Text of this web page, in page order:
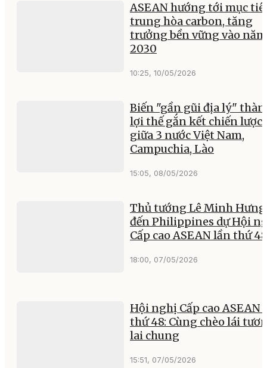
ASEAN hướng tới mục
trung hòa carbon, tăng
trưởng bền vững vào năm
2030
10:25, 10/05/2026
Biến "gần gũi địa lý"
lợi thế gắn kết chiến lược
giữa 3 nước Việt Nam,
Campuchia, Lào
15:05, 08/05/2026
Thủ tướng Lê Minh Hưng
đến Philippines dự Hội
Cấp cao ASEAN lần thứ 48
18:00, 07/05/2026
Hội nghị Cấp cao ASEAN
thứ 48: Cùng chèo lái
lai chung
15:51, 07/05/2026